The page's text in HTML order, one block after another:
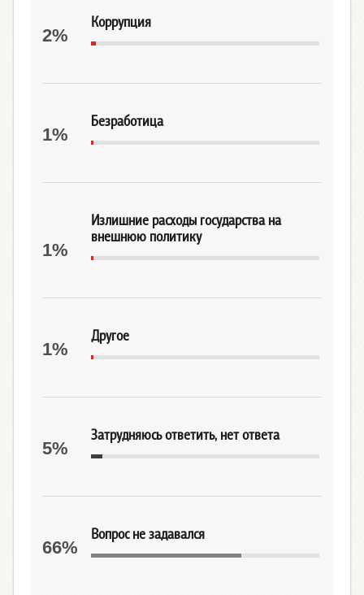
Коррупция
2%
Безработица
1%
Излишние расходы государства на
внешнюю политику
1%
Другое
1%
Затрудняюсь ответить, нет ответа
5%
Вопрос не задавался
66%